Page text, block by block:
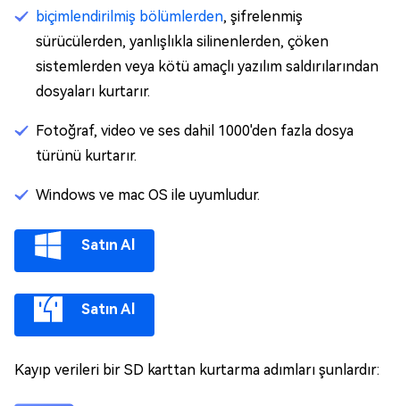
biçimlendirilmiş bölümlerden, şifrelenmiş
sürücülerden, yanlışlıkla silinenlerden, çöken
sistemlerden veya kötü amaçlı yazılım saldırılarından
dosyaları kurtarır.
Fotoğraf, video ve ses dahil 1000'den fazla dosya
türünü kurtarır.
Windows ve mac OS ile uyumludur.
Satın Al
Satın Al
Kayıp verileri bir SD karttan kurtarma adımları şunlardır: